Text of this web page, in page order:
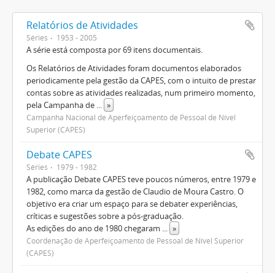
Relatórios de Atividades
Séries 1953 - 2005
A série está composta por 69 itens documentais.
Os Relatórios de Atividades foram documentos elaborados
periodicamente pela gestão da CAPES, com o intuito de prestar
contas sobre as atividades realizadas, num primeiro momento,
pela Campanha de ... »
Campanha Nacional de Aperfeiçoamento de Pessoal de Nível
Superior (CAPES)
Debate CAPES
Séries 1979 - 1982
A publicação Debate CAPES teve poucos números, entre 1979 e
1982, como marca da gestão de Claudio de Moura Castro. O
objetivo era criar um espaço para se debater experiências,
críticas e sugestões sobre a pós-graduação.
As edições do ano de 1980 chegaram ... »
Coordenação de Aperfeiçoamento de Pessoal de Nível Superior
(CAPES)